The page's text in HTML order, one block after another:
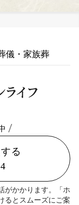
儀・家族葬
る
がかかります。「ホ
るとスムーズにご案